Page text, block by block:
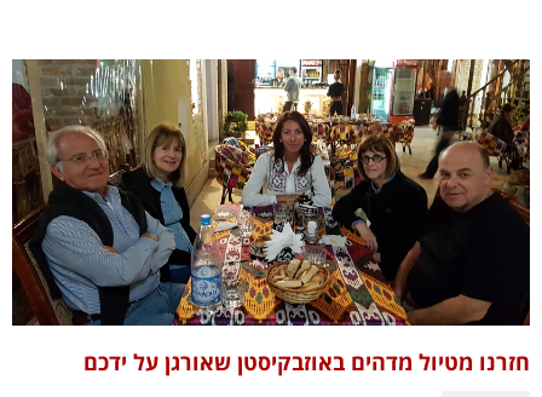
חזרנו מטיול מדהים באוזבקיסטן שאורגן על ידכם